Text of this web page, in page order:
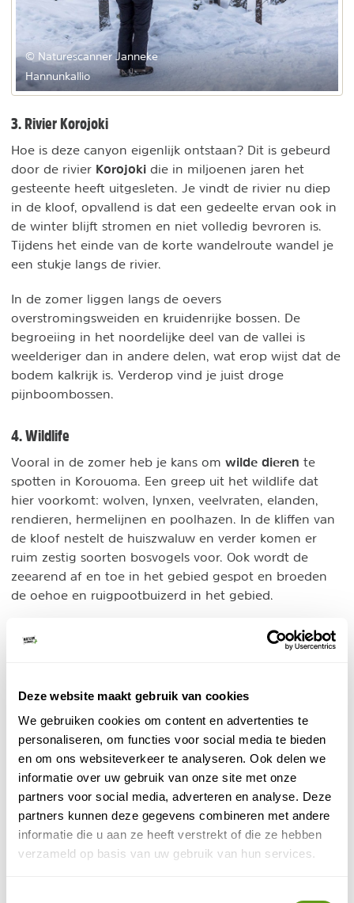
Deze website maakt gebruik van cookies
We gebruiken cookies om content en advertenties te
personaliseren, om functies voor social media te bieden
en om ons websiteverkeer te analyseren. Ook delen we
informatie over uw gebruik van onze site met onze
partners voor social media, adverteren en analyse. Deze
partners kunnen deze gegevens combineren met andere
informatie die u aan ze heeft verstrekt of die ze hebben
verzameld op basis van uw gebruik van hun services.
© Naturescanner Janneke
Hannunkallio
3. Rivier Korojoki
Hoe is deze canyon eigenlijk ontstaan? Dit is gebeurd
door de rivier Korojoki die in miljoenen jaren het
gesteente heeft uitgesleten. Je vindt de rivier nu diep
in de kloof, opvallend is dat een gedeelte ervan ook in
de winter blijft stromen en niet volledig bevroren is.
Tijdens het einde van de korte wandelroute wandel je
een stukje langs de rivier.
In de zomer liggen langs de oevers
overstromingsweiden en kruidenrijke bossen. De
begroeiing in het noordelijke deel van de vallei is
weelderiger dan in andere delen, wat erop wijst dat de
bodem kalkrijk is. Verderop vind je juist droge
pijnboombossen.
4. Wildlife
Vooral in de zomer heb je kans om wilde dieren te
spotten in Korouoma. Een greep uit het wildlife dat
hier voorkomt: wolven, lynxen, veelvraten, elanden,
rendieren, hermelijnen en poolhazen. In de kliffen van
de kloof nestelt de huiszwaluw en verder komen er
ruim zestig soorten bosvogels voor. Ook wordt de
zeearend af en toe in het gebied gespot en broeden
de oehoe en ruigpootbuizerd in het gebied.
Een onderzoek in het gebied bracht aan het licht dat
er twee bedreigde en negen bijna-bedreigde
Wat te doen in Korouoma?
Wandelen, sneeuwschoenwandelen en ijsklimmen zijn
de voornaamste activiteiten in Korouoma . Het is een
natuurgebied voor liefhebbers van natuur en rust, en je
komt onderweg geen gemotoriseerd verkeer tegen.